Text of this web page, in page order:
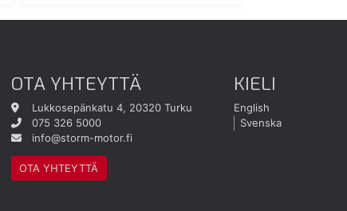
OTA YHTEYTTÄ
Lukkosepänkatu 4, 20320 Turku
075 326 5000
info@storm-motor.fi
OTA YHTEYTTÄ
KIELI
English
Svenska